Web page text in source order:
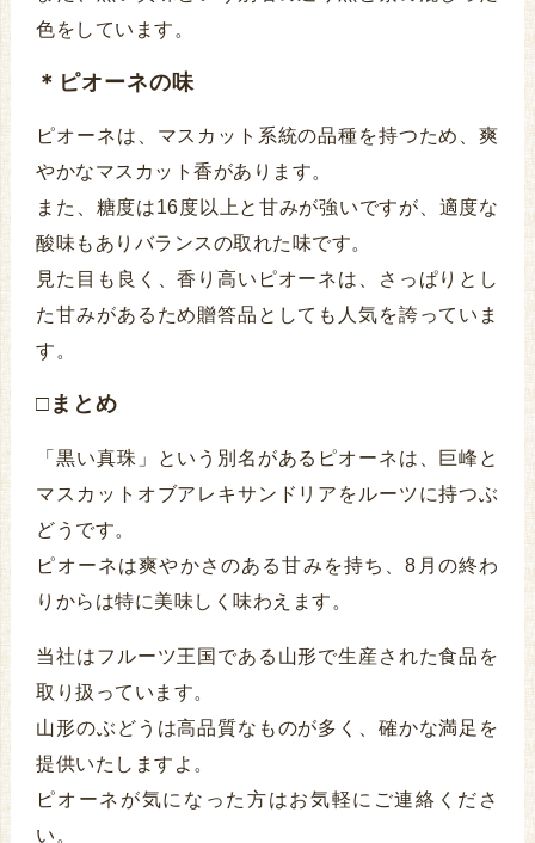
色をしています。
＊ピオーネの味
ピオーネは、マスカット系統の品種を持つため、爽
やかなマスカット香があります。
また、糖度は16度以上と甘みが強いですが、適度な
酸味もありバランスの取れた味です。
見た目も良く、香り高いピオーネは、さっぱりとし
た甘みがあるため贈答品としても人気を誇っていま
す。
□まとめ
「黒い真珠」という別名があるピオーネは、巨峰と
マスカットオブアレキサンドリアをルーツに持つぶ
どうです。
ピオーネは爽やかさのある甘みを持ち、8月の終わ
りからは特に美味しく味わえます。
当社はフルーツ王国である山形で生産された食品を
取り扱っています。
山形のぶどうは高品質なものが多く、確かな満足を
提供いたしますよ。
ピオーネが気になった方はお気軽にご連絡くださ
い。